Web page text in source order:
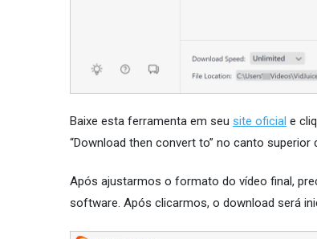
Baixe esta ferramenta em seu site oficial e
“Download then convert to” no canto superior
Após ajustarmos o formato do vídeo final,
software. Após clicarmos, o download será